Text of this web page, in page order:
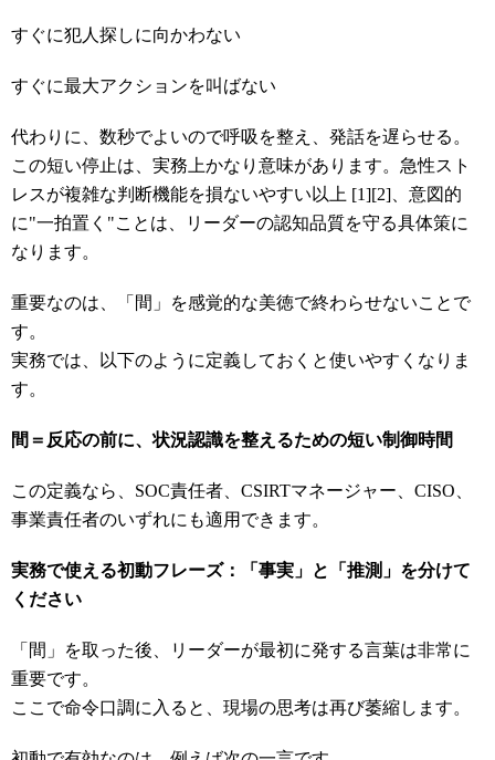
すぐに犯人探しに向かわない
すぐに最大アクションを叫ばない
代わりに、数秒でよいので呼吸を整え、発話を遅らせる。
この短い停止は、実務上かなり意味があります。急性スト
レスが複雑な判断機能を損ないやすい以上 [1][2]、意図的
に"一拍置く"ことは、リーダーの認知品質を守る具体策に
なります。
重要なのは、「間」を感覚的な美徳で終わらせないことで
す。
実務では、以下のように定義しておくと使いやすくなりま
す。
間＝反応の前に、状況認識を整えるための短い制御時間
この定義なら、SOC責任者、CSIRTマネージャー、CISO、
事業責任者のいずれにも適用できます。
実務で使える初動フレーズ：「事実」と「推測」を分けて
ください
「間」を取った後、リーダーが最初に発する言葉は非常に
重要です。
ここで命令口調に入ると、現場の思考は再び萎縮します。